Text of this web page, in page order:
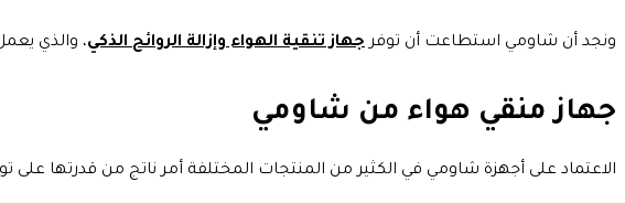
ونجد أن شاومي استطاعت أن توفرجهاز تنقية الهواء وإزالة الروائح الذكي، والذي يعمل
جهاز منقي هواء من شاومي
الاعتماد على أجهزة شاومي في الكثير من المنتجات المختلفة أمر ناتج من قدرتها على